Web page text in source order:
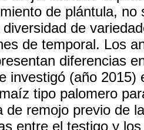
de plántula,
de
de temporal. Los
diferencias
investigó (año 2015)
tipo palomero
de remojo previo de
entre el testigo y